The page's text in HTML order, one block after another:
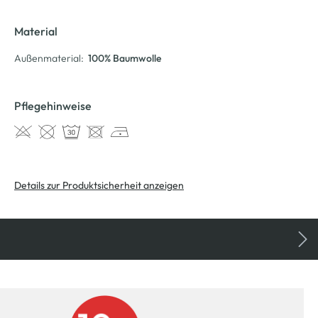
Material
Außenmaterial: 100% Baumwolle
Pflegehinweise
Details zur Produktsicherheit anzeigen